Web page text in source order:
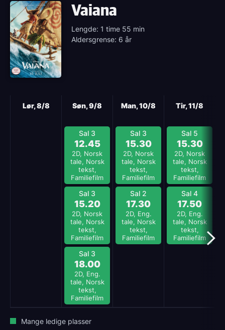
Vaiana
Lengde: 1 time 55 min
Aldersgrense: 6 år
Lør, 8/8 Søn, 9/8
Sal 3
12.45
2D, Norsk
tale, Norsk
tekst,
Familiefilm
Sal 3
15.20
2D, Norsk
tale, Norsk
tekst,
Familiefilm
Sal 3
18.00
2D, Eng.
tale, Norsk
tekst,
Familiefilm
Man, 10/8
Sal 3
15.30
2D, Norsk
tale, Norsk
tekst,
Familiefilm
Sal 2
17.30
2D, Eng.
tale, Norsk
tekst,
Familiefilm
Tir, 11/8
Sal 5
15.30
2D, Norsk
tale, Norsk
tekst,
Familiefilm
Sal 4
17.50
2D, Eng.
tale, Norsk
tekst,
Familiefilm
Mange ledige plasser